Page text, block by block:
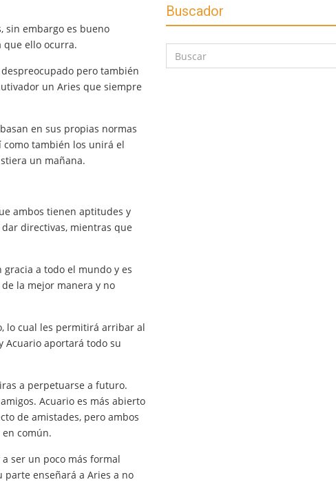
sin embargo es bueno
que ello ocurra.
pero también
un Aries que siempre
en sus propias normas
como también los unirá el
un mañana.
ambos tienen aptitudes y
directivas, mientras que
gracia a todo el mundo y es
la mejor manera y no
lo cual les permitirá arribar al
Acuario aportará todo su
a perpetuarse a futuro.
Acuario es más abierto
de amistades, pero ambos
común.
ser un poco más formal
enseñará a Aries a no
Buscador
Buscar
por: